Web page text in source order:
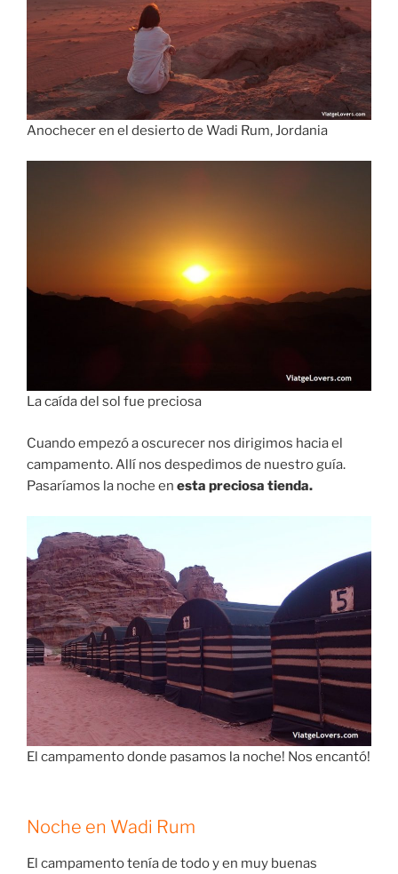
Anochecer en el desierto de Wadi Rum, Jordania
La caída del sol fue preciosa
Cuando empezó a oscurecer nos dirigimos hacia el
campamento. Allí nos despedimos de nuestro guía.
Pasaríamos la noche en esta preciosa tienda.
El campamento donde pasamos la noche! Nos encantó!
Noche en Wadi Rum
El campamento tenía de todo y en muy buenas